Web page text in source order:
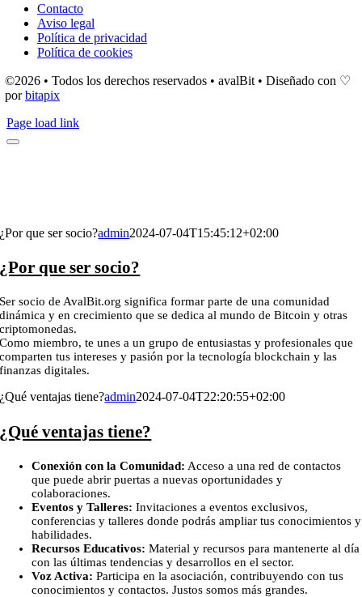
Contacto
Aviso legal
Política de privacidad
Política de cookies
©2026 • Todos los derechos reservados • avalBit • Diseñado con ♡
porbitapix
Page load link
¿Por que ser socio?admin2024-07-04T15:45:12+02:00
¿Por que ser socio?
Ser socio de AvalBit.org significa formar parte de una comunidad
dinámica y en crecimiento que se dedica al mundo de Bitcoin y otras
criptomonedas.
Como miembro, te unes a un grupo de entusiastas y profesionales que
comparten tus intereses y pasión por la tecnología blockchain y las
finanzas digitales.
¿Qué ventajas tiene?admin2024-07-04T22:20:55+02:00
¿Qué ventajas tiene?
Conexión con la Comunidad: Acceso a una red de contactos
que puede abrir puertas a nuevas oportunidades y
colaboraciones.
Eventos y Talleres: Invitaciones a eventos exclusivos,
conferencias y talleres donde podrás ampliar tus conocimientos y
habilidades.
Recursos Educativos: Material y recursos para mantenerte al día
con las últimas tendencias y desarrollos en el sector.
Voz Activa: Participa en la asociación, contribuyendo con tus
conocimientos y contactos. Justos somos más grandes.